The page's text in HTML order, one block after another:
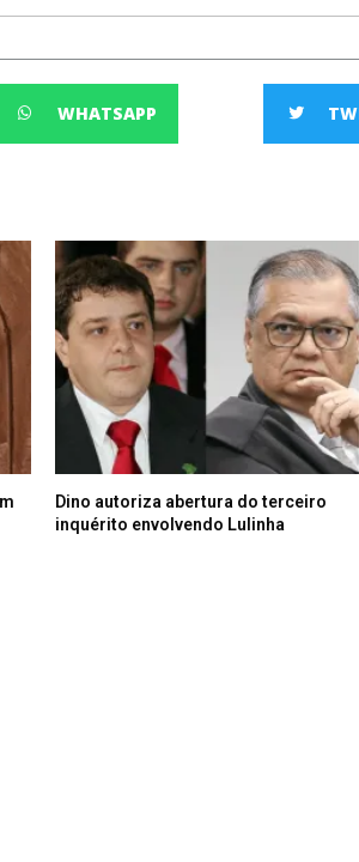
WHATSAPP
Dino autoriza abertura do terceiro
inquérito envolvendo Lulinha